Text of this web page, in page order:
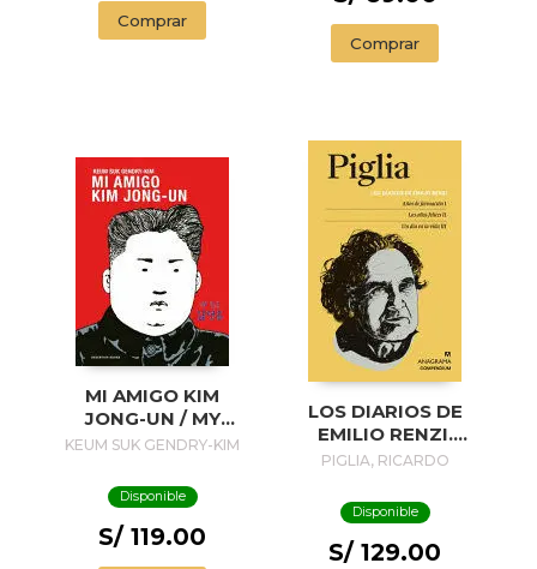
Comprar
Comprar
MI AMIGO KIM
JONG-UN / MY
FRIEND KIM JONG-
KEUM SUK GENDRY-KIM
Disponible
S/ 119.00
LOS DIARIOS DE
EMILIO RENZI.
AÑOS DE
AÑOS FELICES II;
UN DIA EN LA VIDA
III
PIGLIA, RICARDO
Disponible
S/ 129.00